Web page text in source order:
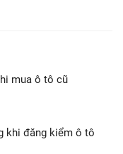
mua ô tô cũ
khi đăng kiểm ô tô